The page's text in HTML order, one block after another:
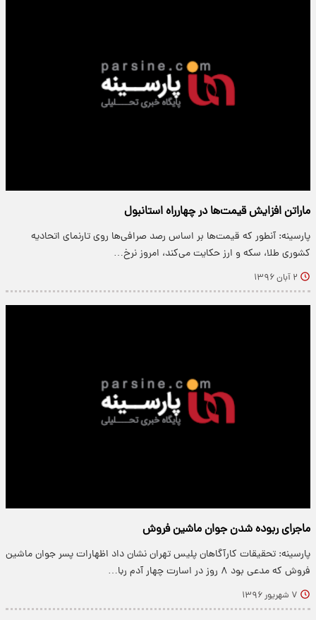
ماراتن افزایش قیمت‌ها در چهارراه استانبول
پارسینه: آنطور که قیمت‌ها بر اساس رصد صرافی‌ها روی تارنمای اتحادیه
کشوری طلا، سکه و ارز حکایت می‌کند، امروز نرخ…
۲ آبان ۱۳۹۶
ماجرای ربوده شدن جوان ماشین فروش
پارسینه: تحقیقات کارآگاهان پلیس تهران نشان داد اظهارات پسر جوان ماشین
فروش که مدعی بود ۸ روز در اسارت چهار آدم ربا…
۷ شهریور ۱۳۹۶